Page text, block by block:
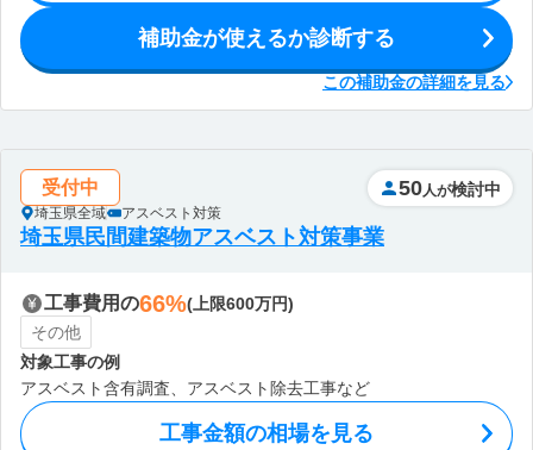
補助金が使えるか診断する
この補助金の詳細を見る
受付中
埼玉県全域 アスベスト対策
50 人が検討中
埼玉県民間建築物アスベスト対策事業
工事費用の66%(上限600万円)
その他
対象工事の例
アスベスト含有調査、アスベスト除去工事など
工事金額の相場を見る